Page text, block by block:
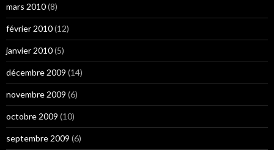
mars 2010(8)
février 2010(12)
janvier 2010(5)
décembre 2009 (14)
novembre 2009 (6)
octobre 2009 (10)
septembre 2009 (6)